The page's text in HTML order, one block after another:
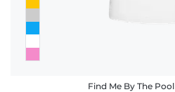
Find Me By The Pool